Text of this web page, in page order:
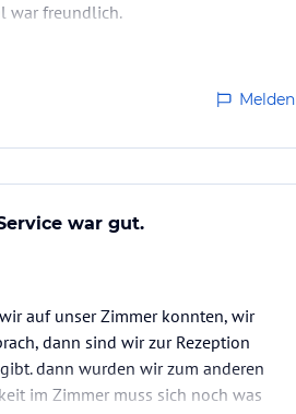
war freundlich.
auch entspannte…
Melden
war gut.
auf unser Zimmer konnten, wir
dann sind wir zur Rezeption
dann wurden wir zum anderen
im Zimmer muss sich noch was